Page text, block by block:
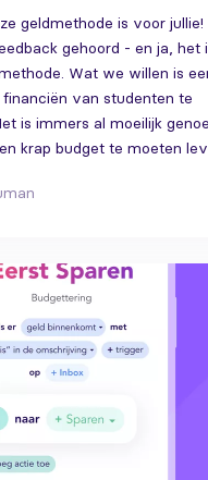
geldmethode is voor jullie!
gehoord - en ja, het
Wat we willen is
van studenten te
is immers al moeilijk
krap budget te moeten